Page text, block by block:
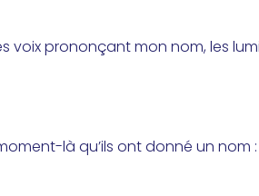
voix prononçant mon nom, les
là qu’ils ont donné un